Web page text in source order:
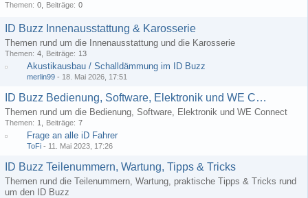
Themen 0 Beiträge 0
ID Buzz Innenausstattung & Karosserie
Themen rund um die Innenausstattung und die Karosserie
Themen 4 Beiträge 13
Akustikausbau / Schalldämmung im ID Buzz
merlin99 - 18. Mai 2026, 17:51
ID Buzz Bedienung, Software, Elektronik und WE Connect
Themen rund um die Bedienung, Software, Elektronik und WE Connect
Themen 1 Beiträge 7
Frage an alle iD Fahrer
ToFi - 11. Mai 2023, 17:26
ID Buzz Teilenummern, Wartung, Tipps & Tricks
Themen rund die Teilenummern, Wartung, praktische Tipps & Tricks rund
um den ID Buzz